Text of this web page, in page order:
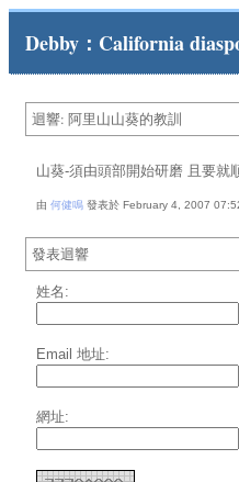
Debby：California
迴響: 阿里山山葵的教訓
山葵-須由頭部開始研磨 且要就
由 何健鳴 發表於 February 4, 2007
發表迴響
姓名:
Email 地址:
網址: